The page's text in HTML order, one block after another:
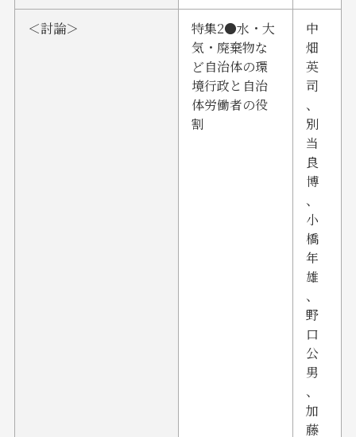
＜討論＞
特集2●水・大
気・廃棄物な
ど自治体の環
境行政と自治
体労働者の役
割
中
畑
英
司
、
別
当
良
博
、
小
橋
年
雄
、
野
口
公
男
、
加
藤